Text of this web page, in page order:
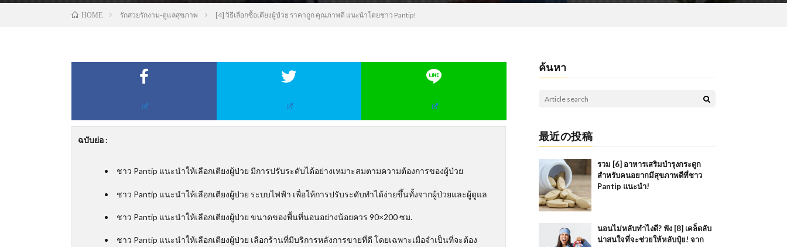
HOME รักสวยรักงาม-ดูแลสุขภาพ [4] วิธีเลือกซื้อเตียงผู้ป่วย ราคาถูก คุณภาพดี แนะนำโดยชาว Pantip!
ฉบับย่อ :
ชาว Pantip แนะนำให้เลือกเตียงผู้ป่วย มีการปรับระดับได้อย่างเหมาะสมตามความต้องการของผู้ป่วย
ชาว Pantip แนะนำให้เลือกเตียงผู้ป่วย ระบบไฟฟ้า เพื่อให้การปรับระดับทำได้ง่ายขึ้นทั้งจากผู้ป่วยและผู้ดูแล
ชาว Pantip แนะนำให้เลือกเตียงผู้ป่วย ขนาดของพื้นที่นอนอย่างน้อยควร 90×200 ซม.
ชาว Pantip แนะนำให้เลือกเตียงผู้ป่วย เลือกร้านที่มีบริการหลังการขายที่ดี โดยเฉพาะเมื่อจำเป็นที่จะต้อง
ค้นหา
最近の投稿
รวม [6] อาหารเสริมบำรุงกระดูก
สำหรับคนอยากมีสุขภาพดีที่ชาว
Pantip แนะนำ!
นอนไม่หลับทำไงดี? ฟัง [8] เคล็ดลับ
น่าสนใจที่จะช่วยให้หลับปุ๋ย! จาก